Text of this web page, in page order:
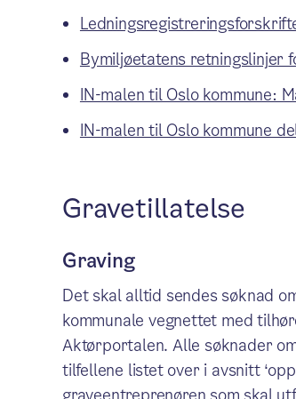
Bymiljøetatens retningslinjer
IN-malen til Oslo kommune:
IN-malen til Oslo kommune
Gravetillatelse
Graving
Det skal alltid sendes søknad
kommunale vegnettet med
Aktørportalen. Alle søknader
tilfellene listet over i avsnitt